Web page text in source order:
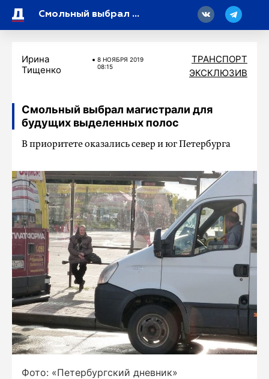
Смольный выбрал магистрали для будущих выделенных полос
Ирина
Тищенко
8 НОЯБРЯ 2019
08:15
ТРАНСПОРТ
ЭКСКЛЮЗИВ
Смольный выбрал магистрали для
будущих выделенных полос
В приоритете оказались север и юг Петербурга
Фото: «Петербургский дневник»